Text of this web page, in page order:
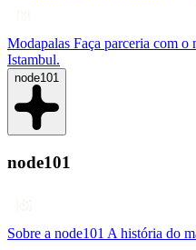
Modapalas Faça parceria com o
Istambul.
node101
node101
Sobre a node101 A história do